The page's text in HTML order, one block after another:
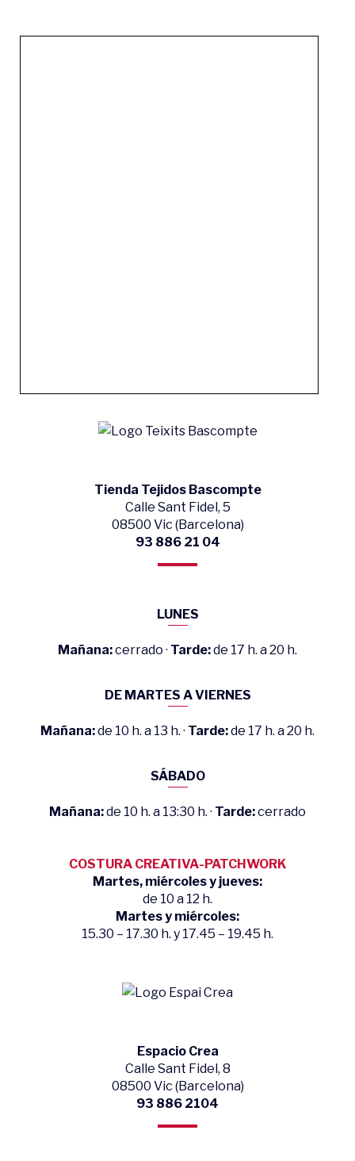
Tienda Tejidos Bascompte
Calle Sant Fidel, 5
08500 Vic (Barcelona)
93 886 21 04
LUNES
Mañana:cerrado · Tarde:de 17 h. a 20 h.
DE MARTES A VIERNES
Mañana:de 10 h. a 13 h. · Tarde:de 17 h. a 20 h.
SÁBADO
Mañana:de 10 h. a 13:30 h. · Tarde:cerrado
COSTURA CREATIVA-PATCHWORK
Martes, miércoles y jueves:
de 10 a 12 h.
Martes y miércoles:
15.30 – 17.30 h. y 17.45 – 19.45 h.
Espacio Crea
Calle Sant Fidel, 8
08500 Vic (Barcelona)
93 886 2104